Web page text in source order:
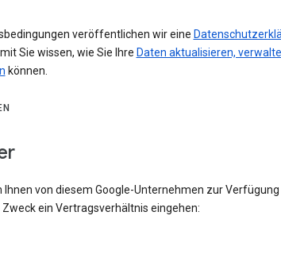
veröffentlichen wir eine
Sie wissen, wie Sie Ihre Daten aktualisieren,
können.
Ihnen von diesem Google-Unternehmen zur
ein Vertragsverhältnis eingehen: